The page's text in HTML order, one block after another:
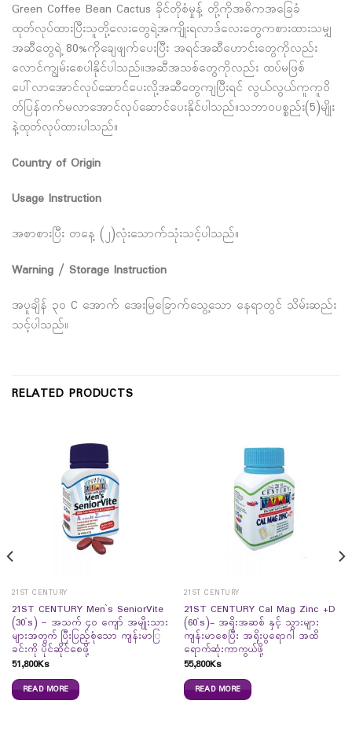
Green Coffee Bean Cactus ခိုင်တိုစံမှုန့် တို့ကိုအဓိကအခြေခံ
ထုတ်လုပ်ထားပြီးသူတို့လေးတွေရဲ့အကျိုးရလာဒ်လေးတွေကစားထားသမျှ
အဆီတွေရဲ့ 80%ကိုချေဖျက်ပေးပြီး အရင်အဆီဟောင်းတွေကိုလည်း
လောင်ကျွမ်းစေပါနိုင်ပါသည်။အဆီအသစ်တွေကိုလည်း ထပ်မဖြစ်
ပေါ်လာအောင်လုပ်ဆောင်ပေးလို့အဆီတွေကျပြီးရင် လွယ်လွယ်ကူကူဝိ
တ်ပြန်တက်မလာအောင်လုပ်ဆောင်ပေးနိုင်ပါသည်။သဘာဝပစ္စည်း(5)မျိုး
နဲ့ထုတ်လုပ်ထားပါသည်။
Country of Origin
Usage Instruction
အစာစားပြီး တနေ့ (၂)လုံးသောက်သုံးသင့်ပါသည်။
Warning / Storage Instruction
အပူချိန် ၃၀ C အောက် အေးမြခြောက်သွေ့သော နေရာတွင် သိမ်းဆည်း
သင့်ပါသည်။
RELATED PRODUCTS
21ST CENTURY
21ST CENTURY Men`s SeniorVite
(30`s) – အသက် ၄၀ ကျော် အမျိုးသား
များအတွက် ပြီးပြည့်စုံသော ကျန်းမာြ
ခင်းကို ပိုင်ဆိုင်စေဖို့
51,800Ks
READ MORE
21ST CENTURY
21ST CENTURY Cal Mag Zinc +D
(60`s)- အရိုးအဆစ် နှင့် သွားများ
ကျန်းမာစေပြီး အရိုးပွရောဂါ အထိ
ရောက်ဆုံးကာကွယ်ဖို့
55,800Ks
READ MORE